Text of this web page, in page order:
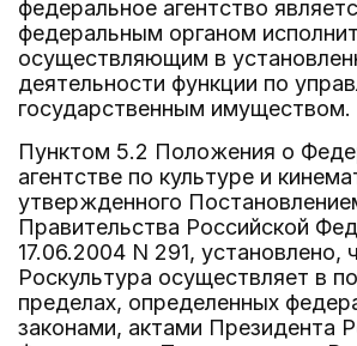
федеральное агентство
федеральным органом
осуществляющим в
деятельности функции по
государственным имуществом.
Пунктом 5.2 Положения о
агентстве по культуре и
утвержденного
Правительства Российской
17.06.2004 N 291, установлено,
Роскультура осуществляет в
пределах, определенных
законами, актами Президента